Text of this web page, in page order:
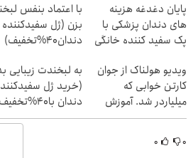
پایان دغدغه هزینه
های دندان پزشکی با
پک سفید کننده خانگی
با اعتماد بنفس
بزن (ژل سفیدکننده
دندان40%تخفیف)
ویدیو هولناک از جوان
کارتن خوابی که
میلیاردر شد. آموزش
رایگان
به لبخندت زیبایی
(خرید ژل
دندان با40%تخفیف)
۰ ۰